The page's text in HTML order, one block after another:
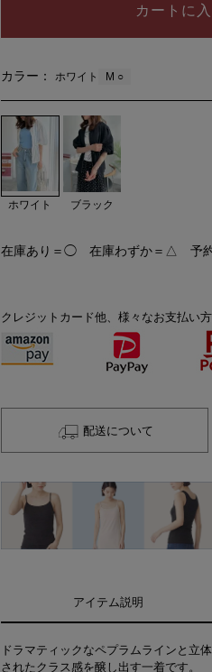
カートに
カラー： ホワイト M ○
ホワイト ブラック
在庫あり＝◯ 在庫わずか＝△ 予
クレジットカード他、様々なお支払い
配送について
アイテム説明
ドラマティックなペプラムラインと立
されたクラス感を醸し出す一着です。